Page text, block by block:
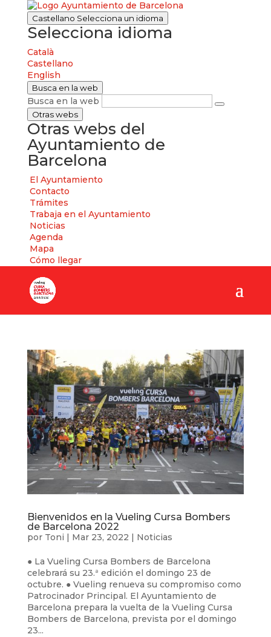
Castellano Selecciona un idioma
Selecciona idioma
Català
Castellano
English
Busca en la web
Busca en la web
Otras webs
Otras webs del
Ayuntamiento de
Barcelona
El Ayuntamiento
Contacto
Trámites
Trabaja en el Ayuntamiento
Noticias
Agenda
Mapa
Cómo llegar
Bienvenidos en la Vueling Cursa Bombers
de Barcelona 2022
por Toni | Mar 23, 2022 | Noticias
● La Vueling Cursa Bombers de Barcelona
celebrará su 23.ª edición el domingo 23 de
octubre. ● Vueling renueva su compromiso como
Patrocinador Principal. El Ayuntamiento de
Barcelona prepara la vuelta de la Vueling Cursa
Bombers de Barcelona, prevista por el domingo
23...